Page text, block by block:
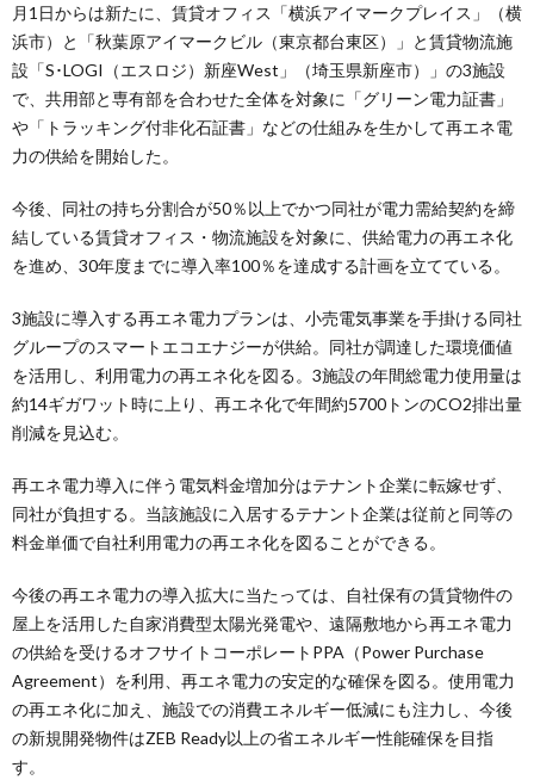
月1日からは新たに、賃貸オフィス「横浜アイマークプレイス」（横
浜市）と「秋葉原アイマークビル（東京都台東区）」と賃貸物流施
設「S･LOGI（エスロジ）新座West」（埼玉県新座市）」の3施設
で、共用部と専有部を合わせた全体を対象に「グリーン電力証書」
や「トラッキング付非化石証書」などの仕組みを生かして再エネ電
力の供給を開始した。
今後、同社の持ち分割合が50％以上でかつ同社が電力需給契約を締
結している賃貸オフィス・物流施設を対象に、供給電力の再エネ化
を進め、30年度までに導入率100％を達成する計画を立てている。
3施設に導入する再エネ電力プランは、小売電気事業を手掛ける同社
グループのスマートエコエナジーが供給。同社が調達した環境価値
を活用し、利用電力の再エネ化を図る。3施設の年間総電力使用量は
約14ギガワット時に上り、再エネ化で年間約5700トンのCO2排出量
削減を見込む。
再エネ電力導入に伴う電気料金増加分はテナント企業に転嫁せず、
同社が負担する。当該施設に入居するテナント企業は従前と同等の
料金単価で自社利用電力の再エネ化を図ることができる。
今後の再エネ電力の導入拡大に当たっては、自社保有の賃貸物件の
屋上を活用した自家消費型太陽光発電や、遠隔敷地から再エネ電力
の供給を受けるオフサイトコーポレートPPA（Power Purchase
Agreement）を利用、再エネ電力の安定的な確保を図る。使用電力
の再エネ化に加え、施設での消費エネルギー低減にも注力し、今後
の新規開発物件はZEB Ready以上の省エネルギー性能確保を目指
す。